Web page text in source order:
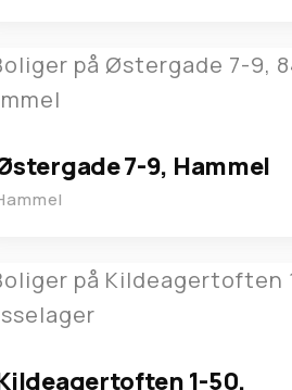
7-9, Hammel
1-50,